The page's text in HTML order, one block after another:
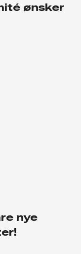
ønsker
nye